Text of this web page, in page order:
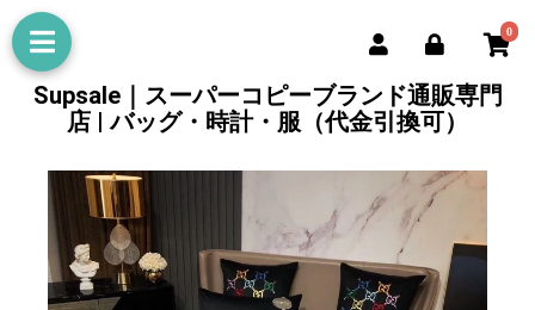
0
Supsale｜スーパーコピーブランド通販専門
店 | バッグ・時計・服（代金引換可）